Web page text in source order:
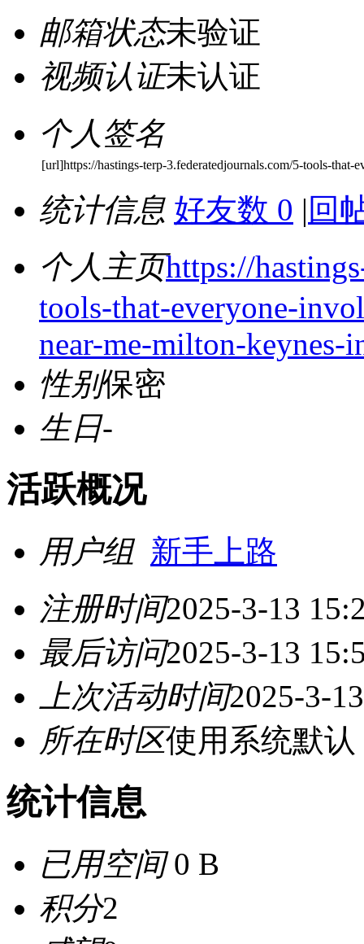
邮箱状态未验证
视频认证未认证
个人签名
[url]https://hastings-terp-3.federatedjournals.com/5-tools-that-
统计信息 好友数 0 | 回
个人主页https://
tools-that-everyone-
near-me-milton-keynes-
性别保密
生日-
活跃概况
用户组 新手上路
注册时间2025-3-13
最后访问2025-3-13
上次活动时间2025-3-
所在时区使用系统默认
统计信息
已用空间0 B
积分2